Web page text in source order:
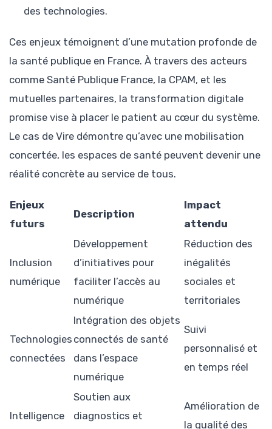
des technologies.
Ces enjeux témoignent d’une mutation profonde de
la santé publique en France. À travers des acteurs
comme Santé Publique France, la CPAM, et les
mutuelles partenaires, la transformation digitale
promise vise à placer le patient au cœur du système.
Le cas de Vire démontre qu’avec une mobilisation
concertée, les espaces de santé peuvent devenir une
réalité concrète au service de tous.
Enjeux
futurs
Description
Impact
attendu
Inclusion
numérique
Développement
d’initiatives pour
faciliter l’accès au
numérique
Réduction des
inégalités
sociales et
territoriales
Technologies
connectées
Intégration des objets
connectés de santé
dans l’espace
numérique
Suivi
personnalisé et
en temps réel
Intelligence
Soutien aux
diagnostics et
Amélioration de
la qualité des